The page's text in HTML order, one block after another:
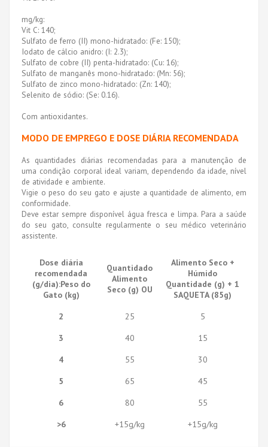
mg/kg:
Vit C: 140;
Sulfato de ferro (II) mono-hidratado: (Fe: 150);
Iodato de cálcio anidro: (I: 2.3);
Sulfato de cobre (II) penta-hidratado: (Cu: 16);
Sulfato de manganês mono-hidratado: (Mn: 56);
Sulfato de zinco mono-hidratado: (Zn: 140);
Selenito de sódio: (Se: 0.16).
Com antioxidantes.
MODO DE EMPREGO E DOSE DIÁRIA RECOMENDADA
As quantidades diárias recomendadas para a manutenção de
uma condição corporal ideal variam, dependendo da idade, nível
de atividade e ambiente.
Vigie o peso do seu gato e ajuste a quantidade de alimento, em
conformidade.
Deve estar sempre disponível água fresca e limpa. Para a saúde
do seu gato, consulte regularmente o seu médico veterinário
assistente.
Dose diária
recomendada
(g/dia):Peso do
Gato (kg)
Quantidado
Alimento
Seco (g) OU
Alimento Seco +
Húmido
Quantidade (g) + 1
SAQUETA (85g)
2
25
5
3
40
15
4
55
30
5
65
45
6
80
55
>6
+15g/kg +15g/kg